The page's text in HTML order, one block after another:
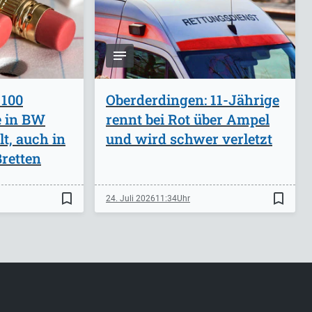
in BW
auch in
bookmark_border
Oberderdingen: 11-Jährige
rennt bei Rot über Ampel
und wird schwer verletzt
24. Juli 202611:34 bookmark_border